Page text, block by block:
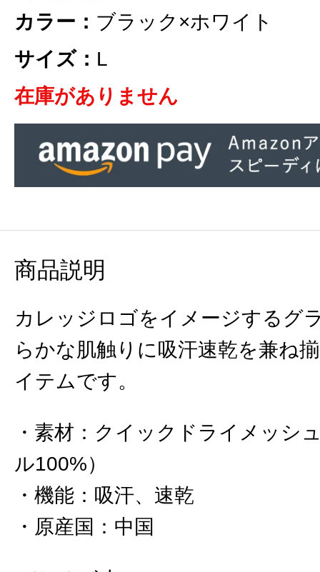
カラー： ブラック×ホワイト
サイズ： L
在庫がありません
商品説明
カレッジロゴをイメージするグ
らかな肌触りに吸汗速乾を兼ね
イテムです。
素材 ： クイックドライメッシ
ル100%）
機能 ： 吸汗、速乾
原産国 ： 中国